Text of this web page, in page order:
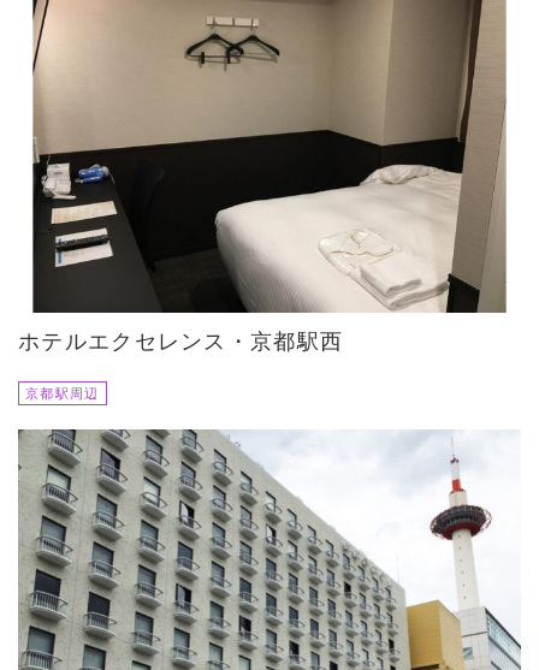
ホテルエクセレンス・京都駅西
京都駅周辺